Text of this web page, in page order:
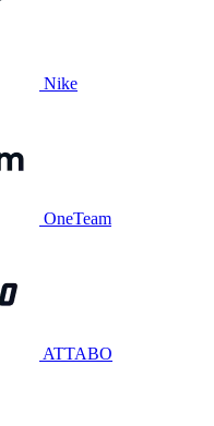
Nike
OneTeam
ATTABO